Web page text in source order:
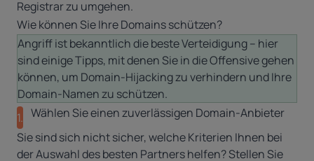
Registrar zu umgehen.
Wie können Sie Ihre Domains schützen?
Angriff ist bekanntlich die beste Verteidigung – hier
sind einige Tipps, mit denen Sie in die Offensive gehen
können, um Domain-Hijacking zu verhindern und Ihre
Domain-Namen zu schützen.
1. Wählen Sie einen zuverlässigen Domain-Anbieter
Sie sind sich nicht sicher, welche Kriterien Ihnen bei
der Auswahl des besten Partners helfen? Stellen Sie